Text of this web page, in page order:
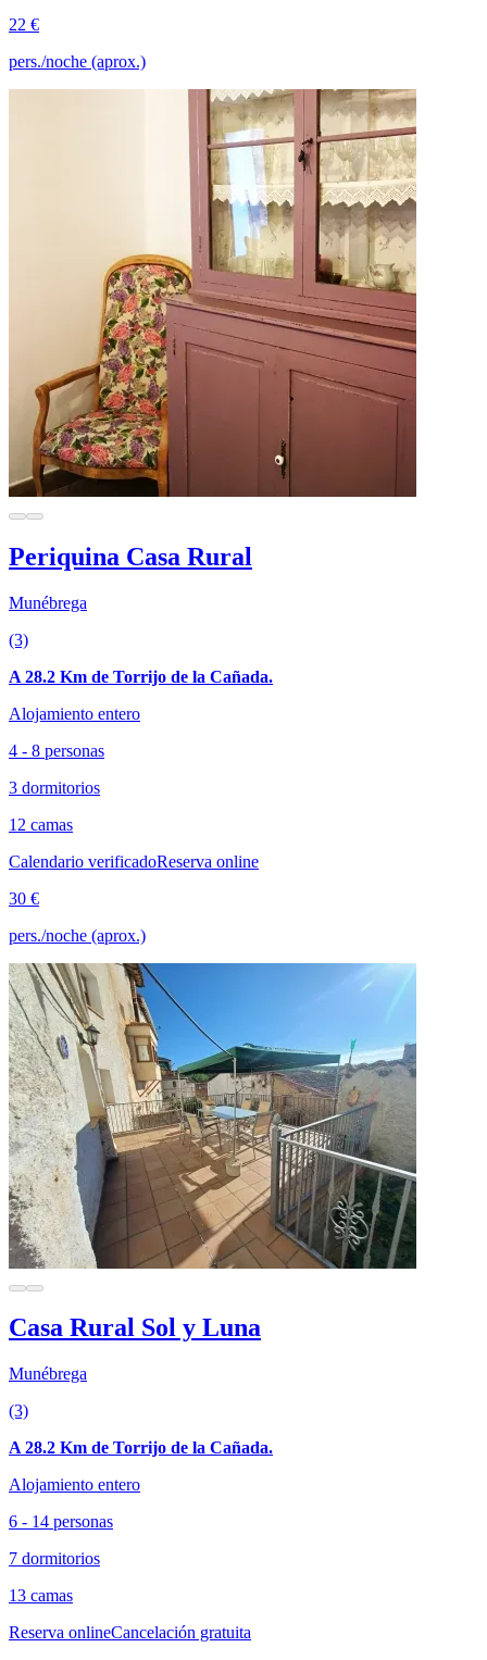
22 €
pers./noche (aprox.)
Periquina Casa Rural
Munébrega
(3)
A 28.2 Km de Torrijo de la Cañada.
Alojamiento entero
4 - 8 personas
3 dormitorios
12 camas
Calendario verificadoReserva online
30 €
pers./noche (aprox.)
Casa Rural Sol y Luna
Munébrega
(3)
A 28.2 Km de Torrijo de la Cañada.
Alojamiento entero
6 - 14 personas
7 dormitorios
13 camas
Reserva onlineCancelación gratuita